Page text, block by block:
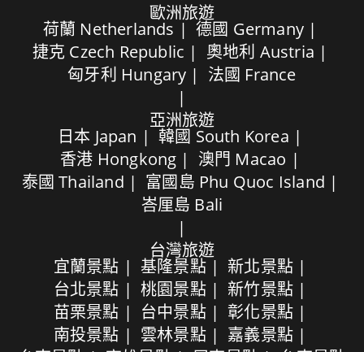
歐洲旅遊
荷蘭 Netherlands
德國 Germany
捷克 Czech Republic
奧地利 Austria
匈牙利 Hungary
法國 France
亞洲旅遊
日本 Japan
韓國 South Korea
香港 Hongkong
澳門 Macao
泰國 Thailand
富國島 Phu Quoc Island
峇厘島 Bali
台灣旅遊
宜蘭景點 基隆景點
新北景點
台北景點
桃園景點
新竹景點
苗栗景點
台中景點
彰化景點
南投景點
雲林景點
嘉義景點